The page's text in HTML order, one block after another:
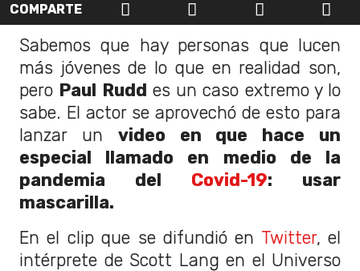
COMPARTE
Sabemos que hay personas que lucen
más jóvenes de lo que en realidad son,
pero Paul Rudd es un caso extremo y lo
sabe. El actor se aprovechó de esto para
lanzar un video en que hace un
especial llamado en medio de la
pandemia del Covid-19: usar
mascarilla.
En el clip que se difundió en Twitter, el
intérprete de Scott Lang en el Universo